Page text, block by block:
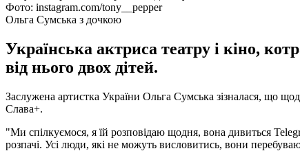
Фото: instagram.com/tony__pepper
Ольга Сумська з дочкою
Українська актриса театру і кіно,
від нього двох дітей.
Заслужена артистка України Ольга Сумська зізналася, що
Слава+.
"Ми спілкуємося, я їй розповідаю щодня, вона дивиться
розпачі. Усі люди, які не можуть висловитись, вони